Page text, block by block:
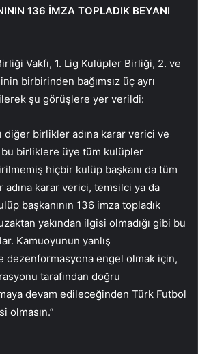
136 İMZA TOPLADIK BEYANI
Vakfı, 1. Lig Kulüpler Birliği, 2. ve
birbirinden bağımsız üç ayrı
şu görüşlere yer verildi:
diğer birlikler adına karar verici ve
bu birliklere üye tüm kulüpler
hiçbir kulüp başkanı da tüm
karar verici, temsilci ya da
başkanının 136 imza topladık
yakından ilgisi olmadığı gibi bu
Kamuoyunun yanlış
dezenformasyona engel olmak için,
tarafından doğru
devam edileceğinden Türk Futbol
olmasın.”